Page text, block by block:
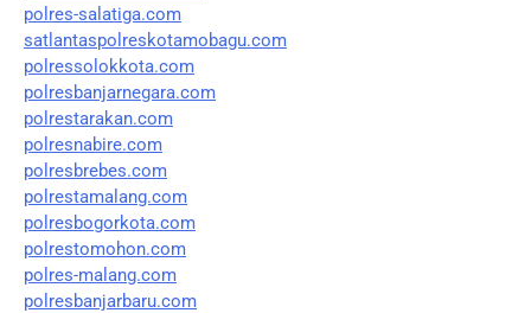
polres-salatiga.com
satlantaspolreskotamobagu.com
polressolokkota.com
polresbanjarnegara.com
polrestarakan.com
polresnabire.com
polresbrebes.com
polrestamalang.com
polresbogorkota.com
polrestomohon.com
polres-malang.com
polresbanjarbaru.com